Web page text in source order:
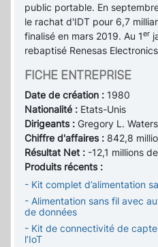
public portable. En
le rachat d'IDT pour 6,7
finalisé en mars 2019. Au 1er
rebaptisé Renesas
FICHE ENTREPRISE
Date de création : 1980
Nationalité : Etats-Unis
Dirigeants : Gregory L.
Chiffre d'affaires : 842,8
Résultat Net : -12,1 millions
Produits récents :
- Kit complet d’alimentation
- Alimentation sans fil avec
de données
- Kit de connectivité de
l’IoT